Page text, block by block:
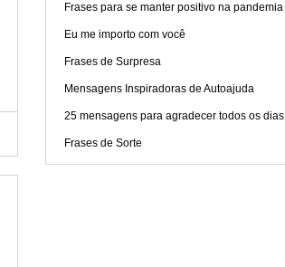
Frases para se manter positivo na pandemia
Eu me importo com você
Frases de Surpresa
Mensagens Inspiradoras de Autoajuda
25 mensagens para agradecer todos os dias
Frases de Sorte